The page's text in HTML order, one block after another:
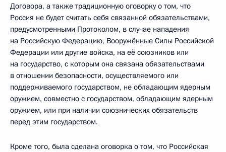
Договора, а также традиционную оговорку о том, что
Россия не будет считать себя связанной обязательствами,
предусмотренными Протоколом, в случае нападения
на Российскую Федерацию, Вооружённые Силы Российской
Федерации или другие войска, на её союзников или
на государство, с которым она связана обязательствами
в отношении безопасности, осуществляемого или
поддерживаемого государством, не обладающим ядерным
оружием, совместно с государством, обладающим ядерным
оружием, или при наличии союзнических обязательств
перед этим государством.
Кроме того, была сделана оговорка о том, что Российская